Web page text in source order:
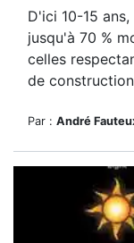
D'ici 10-15
jusqu'à 70 %
celles
de
Par : André